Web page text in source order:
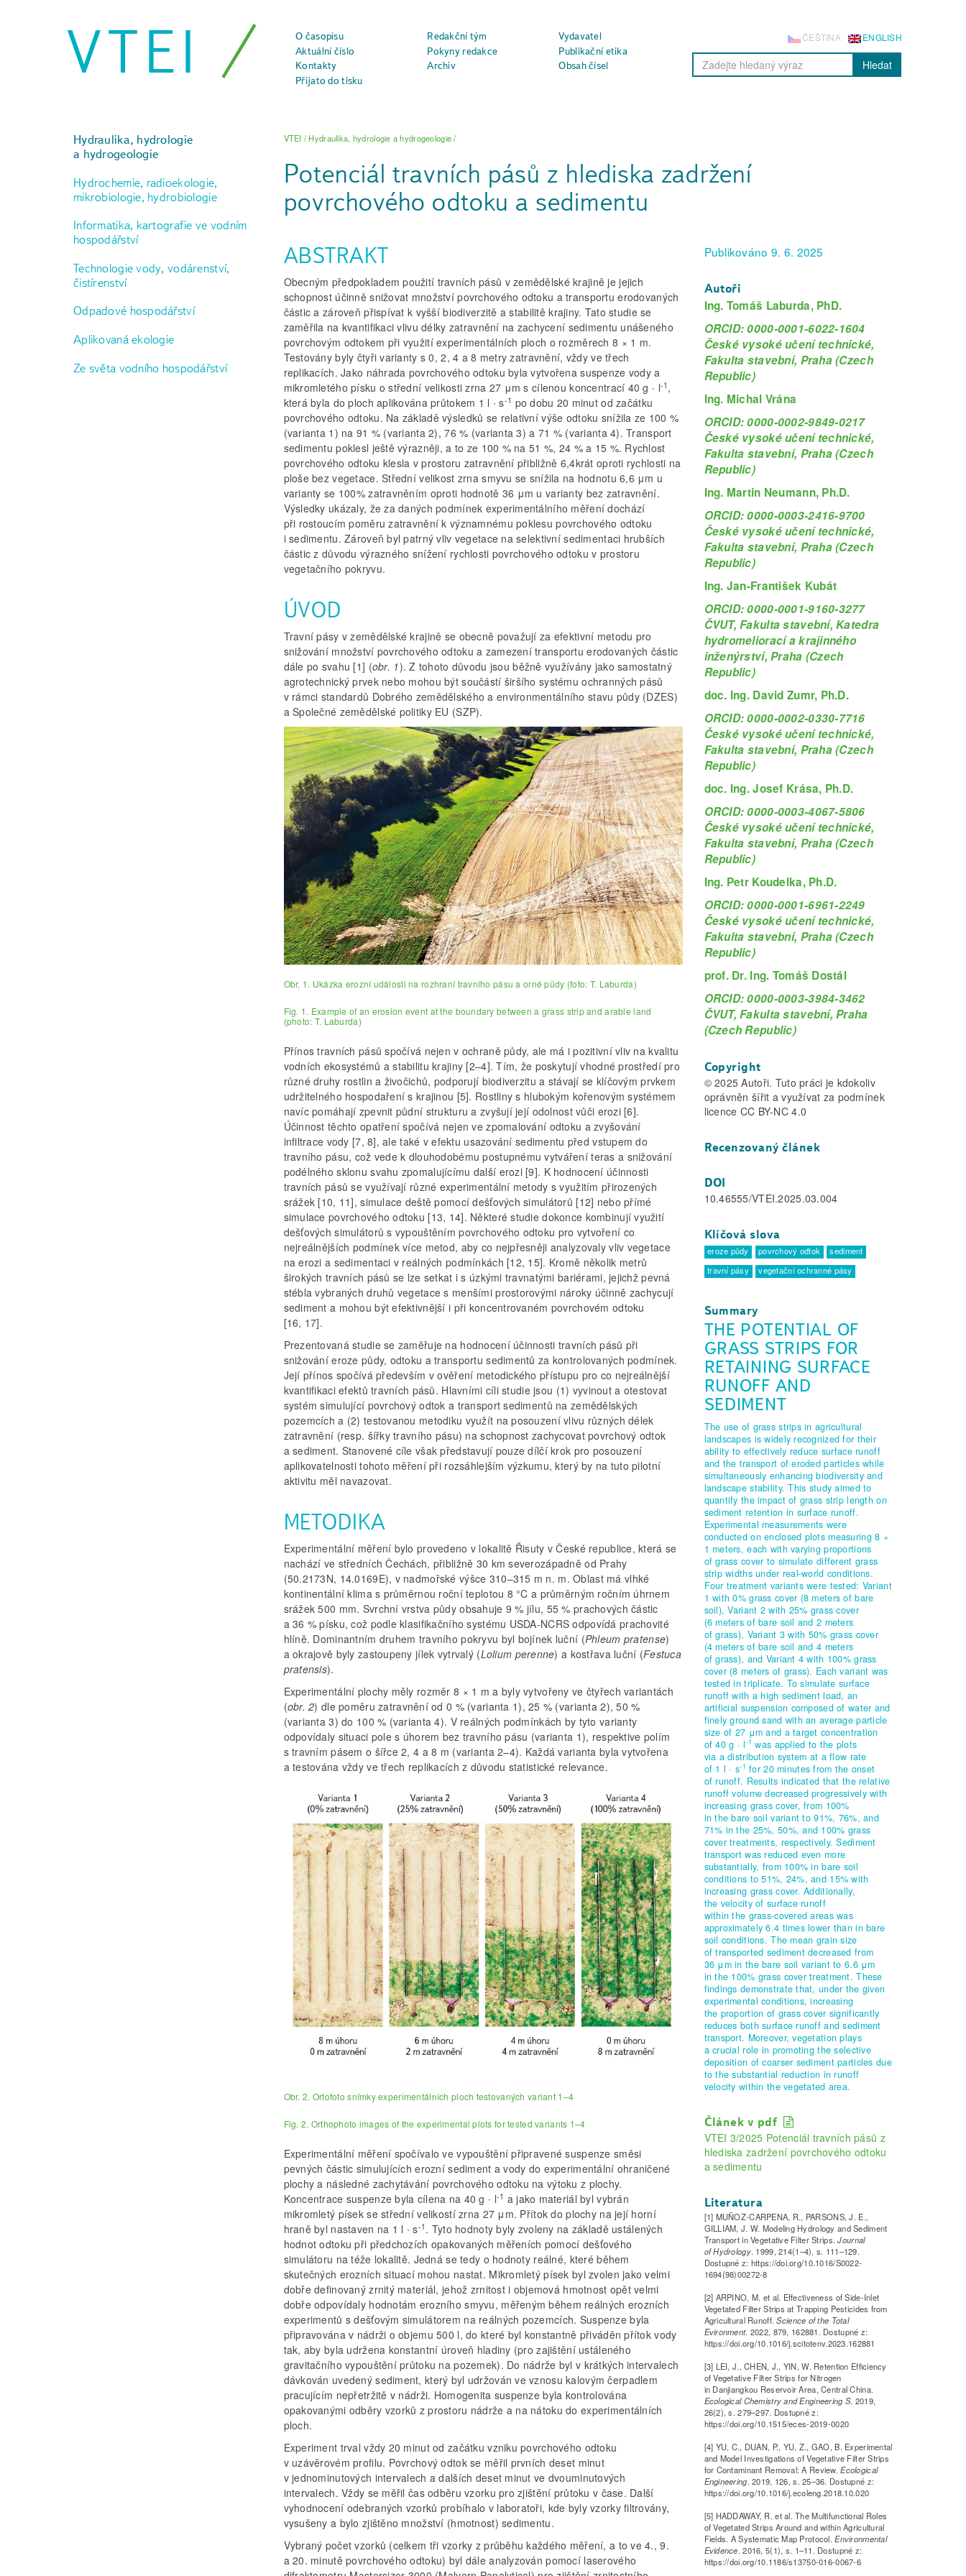
VTEI O časopisu Redakční tým
Vydavatel
Aktuální číslo
Pokyny redakce
Publikační etika
Kontakty
Archiv
Obsah čísel
Přijato do tisku
ENGLISH
ČEŠTINA
Hledat
Hydraulika, hydrologie
a hydrogeologie
Hydrochemie, radioekologie,
mikrobiologie, hydrobiologie
Informatika, kartografie ve vodním
hospodářství
Technologie vody, vodárenství,
čistírenství
Odpadové hospodářství
Aplikovaná ekologie
Ze světa vodního hospodářství
VTEI / Hydraulika, hydrologie a hydrogeologie/
Potenciál travních pásů z hlediska zadržení
povrchového odtoku a sedimentu
ABSTRAKT
Obecným předpokladem použití travních pásů v zemědělské krajině je jejich
schopnost účinně snižovat množství povrchového odtoku a transportu erodovaných
částic a zároveň přispívat k vyšší biodiverzitě a stabilitě krajiny. Tato studie se
zaměřila na kvantifikaci vlivu délky zatravnění na zachycení sedimentu unášeného
povrchovým odtokem při využití experimentálních ploch o rozměrech 8 × 1 m.
Testovány byly čtyři varianty s 0, 2, 4 a 8 metry zatravnění, vždy ve třech
replikacích. Jako náhrada povrchového odtoku byla vytvořena suspenze vody a
mikromletého písku o střední velikosti zrna 27 μm s cílenou koncentrací 40 g ∙ l-1 ,
která byla do ploch aplikována průtokem 1 l ∙ s-1 po dobu 20 minut od začátku
povrchového odtoku. Na základě výsledků se relativní výše odtoku snížila ze 100 %
(varianta 1) na 91 % (varianta 2), 76 % (varianta 3) a 71 % (varianta 4). Transport
sedimentu poklesl ještě výrazněji, a to ze 100 % na 51 %, 24 % a 15 %. Rychlost
povrchového odtoku klesla v prostoru zatravnění přibližně 6,4krát oproti rychlosti na
ploše bez vegetace. Střední velikost zrna smyvu se snížila na hodnotu 6,6 μm u
varianty se 100% zatravněním oproti hodnotě 36 μm u varianty bez zatravnění.
Výsledky ukázaly, že za daných podmínek experimentálního měření dochází
při rostoucím poměru zatravnění k významnému poklesu povrchového odtoku
i sedimentu. Zároveň byl patrný vliv vegetace na selektivní sedimentaci hrubších
částic z důvodu výrazného snížení rychlosti povrchového odtoku v prostoru
vegetačního pokryvu.
ÚVOD
Travní pásy v zemědělské krajině se obecně považují za efektivní metodu pro
snižování množství povrchového odtoku a zamezení transportu erodovaných částic
dále po svahu [1] (obr. 1). Z tohoto důvodu jsou běžně využívány jako samostatný
agrotechnický prvek nebo mohou být součástí širšího systému ochranných pásů
v rámci standardů Dobrého zemědělského a environmentálního stavu půdy (DZES)
a Společné zemědělské politiky EU (SZP).
Obr. 1. Ukázka erozní události na rozhraní travního pásu a orné půdy (foto: T. Laburda)
Fig. 1. Example of an erosion event at the boundary between a grass strip and arable land
(photo: T. Laburda)
Přínos travních pásů spočívá nejen v ochraně půdy, ale má i pozitivní vliv na kvalitu
vodních ekosystémů a stabilitu krajiny [2–4]. Tím, že poskytují vhodné prostředí pro
různé druhy rostlin a živočichů, podporují biodiverzitu a stávají se klíčovým prvkem
udržitelného hospodaření s krajinou [5]. Rostliny s hlubokým kořenovým systémem
navíc pomáhají zpevnit půdní strukturu a zvyšují její odolnost vůči erozi [6].
Účinnost těchto opatření spočívá nejen ve zpomalování odtoku a zvyšování
infiltrace vody [7, 8], ale také v efektu usazování sedimentu před vstupem do
travního pásu, což vede k dlouhodobému postupnému vytváření teras a snižování
podélného sklonu svahu zpomalujícímu další erozi [9]. K hodnocení účinnosti
travních pásů se využívají různé experimentální metody s využitím přirozených
srážek [10, 11], simulace deště pomocí dešťových simulátorů [12] nebo přímé
simulace povrchového odtoku [13, 14]. Některé studie dokonce kombinují využití
dešťových simulátorů s vypouštěním povrchového odtoku pro vytvoření co
nejreálnějších podmínek více metod, aby co nejpřesněji analyzovaly vliv vegetace
na erozi a sedimentaci v reálných podmínkách [12, 15]. Kromě několik metrů
širokých travních pásů se lze setkat i s úzkými travnatými bariérami, jejichž pevná
stébla vybraných druhů vegetace s menšími prostorovými nároky účinně zachycují
sediment a mohou být efektivnější i při koncentrovaném povrchovém odtoku
[16, 17].
Prezentovaná studie se zaměřuje na hodnocení účinnosti travních pásů při
snižování eroze půdy, odtoku a transportu sedimentů za kontrolovaných podmínek.
Její přínos spočívá především v ověření metodického přístupu pro co nejreálnější
kvantifikaci efektů travních pásů. Hlavními cíli studie jsou (1) vyvinout a otestovat
systém simulující povrchový odtok a transport sedimentů na zemědělských
pozemcích a (2) testovanou metodiku využít na posouzení vlivu různých délek
zatravnění (resp. šířky travního pásu) na schopnost zachycovat povrchový odtok
a sediment. Stanovené cíle však představují pouze dílčí krok pro posouzení
aplikovatelnosti tohoto měření při rozsáhlejším výzkumu, který by na tuto pilotní
aktivitu měl navazovat.
METODIKA
Experimentální měření bylo provedeno v lokalitě Řisuty v České republice, která se
nachází ve středních Čechách, přibližně 30 km severozápadně od Prahy
(50.2173N, 14.0169E), v nadmořské výšce 310–315 m n. m. Oblast má vlhké
kontinentální klima s průměrnou roční teplotou 8 °C a průměrným ročním úhrnem
srážek 500 mm. Svrchní vrstva půdy obsahuje 9 % jílu, 55 % prachových částic
a 36 % písku, což podle klasifikačního systému USDA-NCRS odpovídá prachovité
hlíně. Dominantním druhem travního pokryvu byl bojínek luční (Phleum pratense)
a okrajově byly zastoupeny jílek vytrvalý (Lolium perenne) a kostřava luční (Festuca
pratensis).
Experimentální plochy měly rozměr 8 × 1 m a byly vytvořeny ve čtyřech varian­tách
(obr. 2) dle poměru zatravnění od 0 % (varianta 1), 25 % (varianta 2), 50 %
(varianta 3) do 100 % (varianta 4). V reálných podmínkách by tyto varianty
odpovídaly situaci pole s úhorem bez travního pásu (varianta 1), respektive polím
s travním pásem o šířce 2, 4 a 8 m (varianta 2–4). Každá varianta byla vytvořena
a testována vždy ve třech replikacích z důvodu statistické relevance.
Obr. 2. Ortofoto snímky experimentálních ploch testovaných variant 1–4
Fig. 2. Orthophoto images of the experimental plots for tested variants 1–4
Experimentální měření spočívalo ve vypouštění připravené suspenze směsi
pevných částic simulujících erozní sediment a vody do experimentální ohraničené
plochy a následné zachytávání povrchového odtoku na výtoku z plochy.
Koncentrace suspenze byla cílena na 40 g ∙ l-1 a jako materiál byl vybrán
mikromletý písek se střední velikostí zrna 27 μm. Přítok do plochy na její horní
hraně byl nastaven na 1 l ∙ s-1 . Tyto hodnoty byly zvoleny na základě ustálených
hodnot odtoku při předchozích opakovaných měřeních pomocí dešťového
simulátoru na téže lokalitě. Jedná se tedy o hodnoty reálné, které během
skutečných erozních situací mohou nastat. Mikromletý písek byl zvolen jako velmi
dobře definovaný zrnitý materiál, jehož zrnitost i objemová hmotnost opět velmi
dobře odpovídaly hodnotám erozního smyvu, měřeným během reálných erozních
experimentů s dešťovým simulátorem na reálných pozemcích. Suspenze byla
připravována v nádrži o objemu 500 l, do které byl konstantně přiváděn přítok vody
tak, aby byla udržena konstantní úroveň hladiny (pro zajištění ustáleného
gravitačního vypouštění průtoku na pozemek). Do nádrže byl v krátkých intervalech
dávkován uvedený sediment, který byl udržován ve vznosu kalovým čerpadlem
pracujícím nepřetržitě v nádrži. Homogenita suspenze byla kontrolována
opakovanými odběry vzorků z prostoru nádrže a na nátoku do experimentálních
ploch.
Experiment trval vždy 20 minut od začátku vzniku povrchového odtoku
v uzávěrovém profilu. Povrchový odtok se měřil prvních deset minut
v jednominutových intervalech a dalších deset minut ve dvouminutových
intervalech. Vždy se měřil čas odběru vzorku pro zjištění průtoku v čase. Další
vyhodnocení odebraných vzorků probíhalo v laboratoři, kde byly vzorky filtrovány,
vysušeny a bylo zjištěno množství (hmotnost) sedimentu.
Vybraný počet vzorků (celkem tři vzorky z průběhu každého měření, a to ve 4., 9.
a 20. minutě povrchového odtoku) byl dále analyzován pomocí laserového
Publikováno 9. 6. 2025
Autoři
Ing. Tomáš Laburda, PhD.
ORCID: 0000-0001-6022-1604
České vysoké učení technické,
Fakulta stavební, Praha (Czech
Republic)
Ing. Michal Vrána
ORCID: 0000-0002-9849-0217
České vysoké učení technické,
Fakulta stavební, Praha (Czech
Republic)
Ing. Martin Neumann, Ph.D.
ORCID: 0000-0003-2416-9700
České vysoké učení technické,
Fakulta stavební, Praha (Czech
Republic)
Ing. Jan-František Kubát
ORCID: 0000-0001-9160-3277
ČVUT, Fakulta stavební, Katedra
hydromeliorací a krajinného
inženýrství, Praha (Czech
Republic)
doc. Ing. David Zumr, Ph.D.
ORCID: 0000-0002-0330-7716
České vysoké učení technické,
Fakulta stavební, Praha (Czech
Republic)
doc. Ing. Josef Krása, Ph.D.
ORCID: 0000-0003-4067-5806
České vysoké učení technické,
Fakulta stavební, Praha (Czech
Republic)
Ing. Petr Koudelka, Ph.D.
ORCID: 0000-0001-6961-2249
České vysoké učení technické,
Fakulta stavební, Praha (Czech
Republic)
prof. Dr. Ing. Tomáš Dostál
ORCID: 0000-0003-3984-3462
ČVUT, Fakulta stavební, Praha
(Czech Republic)
Copyright
© 2025 Autoři. Tuto práci je kdokoliv
oprávněn šířit a využívat za podmínek
licence CC BY-NC 4.0
Recenzovaný článek
DOI
10.46555/VTEI.2025.03.004
Klíčová slova
eroze půdy povrchový odtok
sediment
travní pásy
vegetační ochranné pásy
Summary
THE POTENTIAL OF
GRASS STRIPS FOR
RETAINING SURFACE
RUNOFF AND
SEDIMENT
The use of grass strips in agricultural
landscapes is widely recognized for their
ability to effectively reduce surface runoff
and the transport of eroded particles while
simultaneously enhancing biodiversity and
landscape stability. This study aimed to
quantify the impact of grass strip length on
sediment retention in surface runoff.
Experimental measurements were
conducted on enclosed plots measuring 8 ×
1 meters, each with varying proportions
of grass cover to simulate different grass
strip widths under real-world conditions.
Four treatment variants were tested: Variant
1 with 0% grass cover (8 meters of bare
soil), Variant 2 with 25% grass cover
(6 meters of bare soil and 2 meters
of grass), Variant 3 with 50% grass cover
(4 meters of bare soil and 4 meters
of grass), and Variant 4 with 100% grass
cover (8 meters of grass). Each variant was
tested in triplicate. To simulate surface
runoff with a high sediment load, an
artificial suspension composed of water and
finely ground sand with an average particle
size of 27 μm and a target concentration
of 40 g · l-1 was applied to the plots
via a distribution system at a flow rate
of 1 l · s-1 for 20 minutes from the onset
of runoff. Results indicated that the relative
runoff volume decreased progressively with
increasing grass cover, from 100%
in the bare soil variant to 91%, 76%, and
71% in the 25%, 50%, and 100% grass
cover treatments, respectively. Sediment
transport was reduced even more
substantially, from 100% in bare soil
conditions to 51%, 24%, and 15% with
increasing grass cover. Additionally,
the velocity of surface runoff
within the grass-covered areas was
approximately 6.4 times lower than in bare
soil conditions. The mean grain size
of transported sediment decreased from
36 μm in the bare soil variant to 6.6 μm
in the 100% grass cover treatment. These
findings demonstrate that, under the given
experimental conditions, increasing
the proportion of grass cover significantly
reduces both surface runoff and sediment
transport. Moreover, vegetation plays
a crucial role in promoting the selective
deposition of coarser sediment particles due
to the substantial reduction in runoff
velocity within the vegetated area.
Článek v pdf
VTEI 3/2025 Potenciál travních pásů z
hlediska zadržení povrchového odtoku
a sedimentu
Literatura
[1] MUÑOZ-CARPENA, R., PARSONS, J. E.,
GILLIAM, J. W. Modeling Hydrology and Sediment
Transport in Vegetative Filter Strips.Journal
of Hydrology. 1999, 214(1–4), s. 111–129.
Dostupné z: https://doi.org/10.1016/S0022-
1694(98)00272-8
[2] ARPINO, M. et al. Effectiveness of Side-Inlet
Vegetated Filter Strips at Trapping Pesticides from
Agricultural Runoff.Science of the Total
Evironment. 2022, 879, 162881. Dostupné z:
https://doi.org/10.1016/j.scitotenv.2023.162881
[3] LEI, J., CHEN, J., YIN, W. Retention Efficiency
of Vegetative Filter Strips for Nitrogen
in Danjiangkou Reservoir Area, Central China.
Ecological Chemistry and Engineering S. 2019,
26(2), s. 279–297. Dostupné z:
https://doi.org/10.1515/eces-2019-0020
[4] YU, C., DUAN, P., YU, Z., GAO, B. Experimental
and Model Investigations of Vegetative Filter Strips
for Contaminant Removal: A Review.Ecological
Engineering. 2019, 126, s. 25–36. Dostupné z:
https://doi.org/10.1016/j.ecoleng.2018.10.020
[5] HADDAWAY, R. et al. The Multifunctional Roles
of Vegetated Strips Around and within Agricultural
Fields. A Systematic Map Protocol.Environmental
Evidence. 2016, 5(1), s. 1–11. Dostupné z:
https://doi.org/10.1186/s13750-016-0067-6